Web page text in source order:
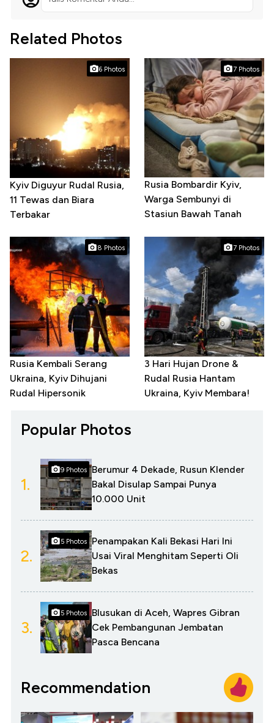
Related Photos
6 Photos
Kyiv Diguyur Rudal Rusia,
11 Tewas dan Biara
Terbakar
7 Photos
Rusia Bombardir Kyiv,
Warga Sembunyi di
Stasiun Bawah Tanah
8 Photos
Rusia Kembali Serang
Ukraina, Kyiv Dihujani
Rudal Hipersonik
7 Photos
3 Hari Hujan Drone &
Rudal Rusia Hantam
Ukraina, Kyiv Membara!
Popular Photos
1.
9 Photos
Berumur 4 Dekade, Rusun Klender
Bakal Disulap Sampai Punya
10.000 Unit
2.
5 Photos
Penampakan Kali Bekasi Hari Ini
Usai Viral Menghitam Seperti Oli
Bekas
3.
5 Photos
Blusukan di Aceh, Wapres Gibran
Cek Pembangunan Jembatan
Pasca Bencana
Recommendation